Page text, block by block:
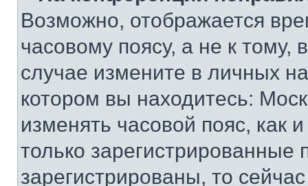
Возможно, отображается
часовому поясу, а не к тому,
случае измените в личных
котором вы находитесь:
изменять часовой пояс, как
только
зарегистрированы, то